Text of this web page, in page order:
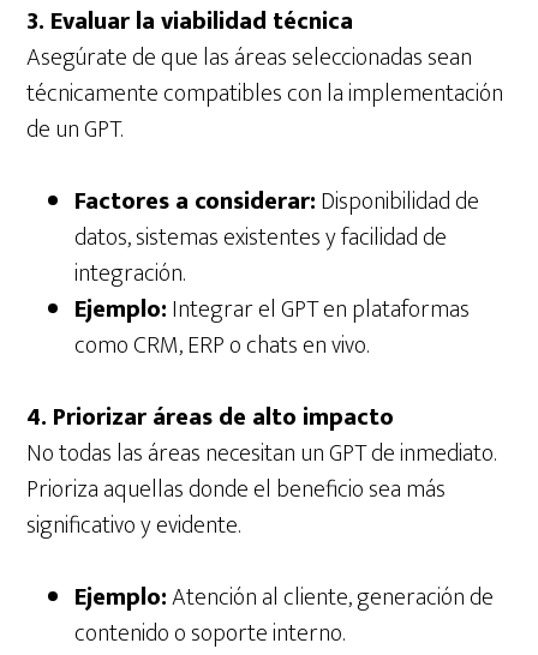
3. Evaluar la viabilidad técnica
Asegúrate de que las áreas seleccionadas sean
técnicamente compatibles con la implementación
de un GPT.
Factores a considerar:Disponibilidad de
datos, sistemas existentes y facilidad de
integración.
Ejemplo:Integrar el GPT en plataformas
como CRM, ERP o chats en vivo.
4. Priorizar áreas de alto impacto
No todas las áreas necesitan un GPT de inmediato.
Prioriza aquellas donde el beneficio sea más
significativo y evidente.
Ejemplo:Atención al cliente, generación de
contenido o soporte interno.